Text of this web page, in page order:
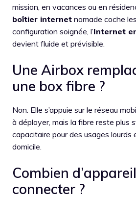
mission, en vacances ou en
boîtier internet nomade coche
configuration soignée, l’Internet
devient fluide et prévisible.
Une Airbox
une box fibre ?
Non. Elle s’appuie sur le réseau
à déployer, mais la fibre reste plus
capacitaire pour des usages lourds
domicile.
Combien
connecter ?